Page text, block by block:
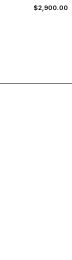
$2,900.00